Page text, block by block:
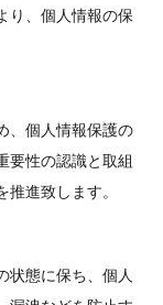
り、個人情報の保
、個人情報保護の
要性の認識と取組
進致します。
状態に保ち、個人